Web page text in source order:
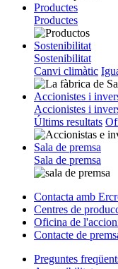
Productes
Productes
Sostenibilitat
Sostenibilitat
Canvi climàtic
Accionistes i
Accionistes i
Últims resultats
Sala de premsa
Sala de premsa
Contacta amb
Centres de
Oficina de
Contacte de
Preguntes